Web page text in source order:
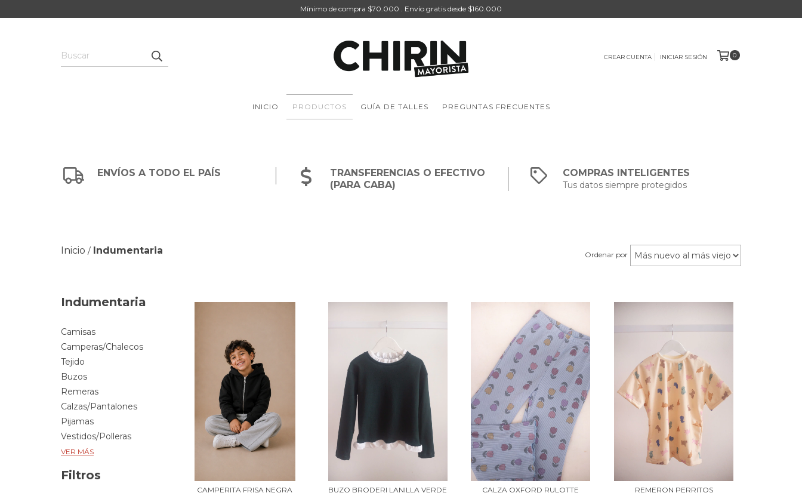
Mínimo de compra $70.000 . Envío gratis desde $160.000
CREAR CUENTA INICIAR SESIÓN 0
INICIO PRODUCTOS GUÍA DE TALLES PREGUNTAS FRECUENTES
ENVÍOS A TODO EL PAÍS
TRANSFERENCIAS O EFECTIVO
(PARA CABA)
COMPRAS INTELIGENTES
Tus datos siempre protegidos
Inicio / Indumentaria Ordenar por
Indumentaria
Camisas
Camperas/Chalecos
Tejido
Buzos
Remeras
Calzas/Pantalones
Pijamas
Vestidos/Polleras
VER MÁS
Filtros
CAMPERITA FRISA NEGRA BUZO BRODERI LANILLA VERDE
CALZA OXFORD RULOTTE
REMERON PERRITOS